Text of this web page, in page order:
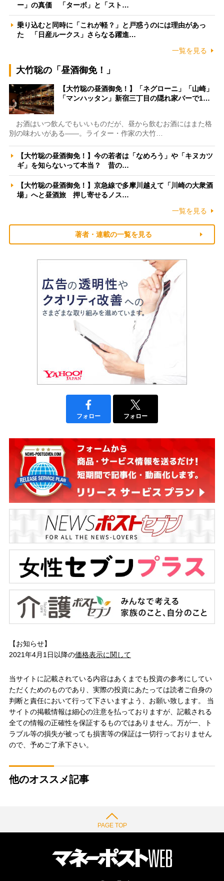
ー」の真価 「ターボ」と「スト…
乗り込むと同時に「これが軽？」と戸惑うのには理由があっ
た 「日産ルークス」さらなる躍進…
一覧を見る
大竹聡の「昼酒御免！」
【大竹聡の昼酒御免！】「ネグローニ」「山崎」
「マンハッタン」新宿三丁目の隠れ家バーで1…
お酒はいつ飲んでもいいものだが、昼から飲むお酒にはまた格
別の味わいがある――。ライター・作家の大竹…
【大竹聡の昼酒御免！】今の若者は「なめろう」や「キヌカツ
ギ」を知らないって本当？ 昔の…
【大竹聡の昼酒御免！】京急線で多摩川越えて「川崎の大衆酒
場」へと昼酒旅 押し寄せるノス…
一覧を見る
著者・連載の一覧を見る
フォロー フォロー
【お知らせ】
2021年4月1日以降の価格表示に関して
当サイトに記載されている内容はあくまでも投資の参考にしてい
ただくためのものであり、実際の投資にあたっては読者ご自身の
判断と責任において行って下さいますよう、お願い致します。 当
サイトの掲載情報は細心の注意を払っておりますが、記載される
全ての情報の正確性を保証するものではありません。万が一、ト
ラブル等の損失が被っても損害等の保証は一切行っておりません
ので、予めご了承下さい。
他のオススメ記事
PAGE TOP